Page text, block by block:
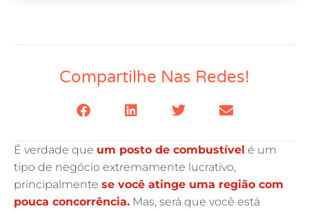
Compartilhe Nas Redes!
É verdade que um posto de combustível é um
tipo de negócio extremamente lucrativo,
principalmente se você atinge uma região com
pouca concorrência. Mas, será que você está